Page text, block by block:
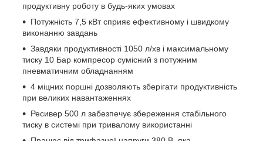
продуктивну роботу в будь-яких умовах
Потужність 7,5 кВт сприяє ефективному і швидкому
виконанню завдань
Завдяки продуктивності 1050 л/хв і максимальному
тиску 10 Бар компресор сумісний з потужним
пневматичним обладнанням
4 міцних поршні дозволяють зберігати продуктивність
при великих навантаженнях
Ресивер 500 л забезпечує збереження стабільного
тиску в системі при тривалому використанні